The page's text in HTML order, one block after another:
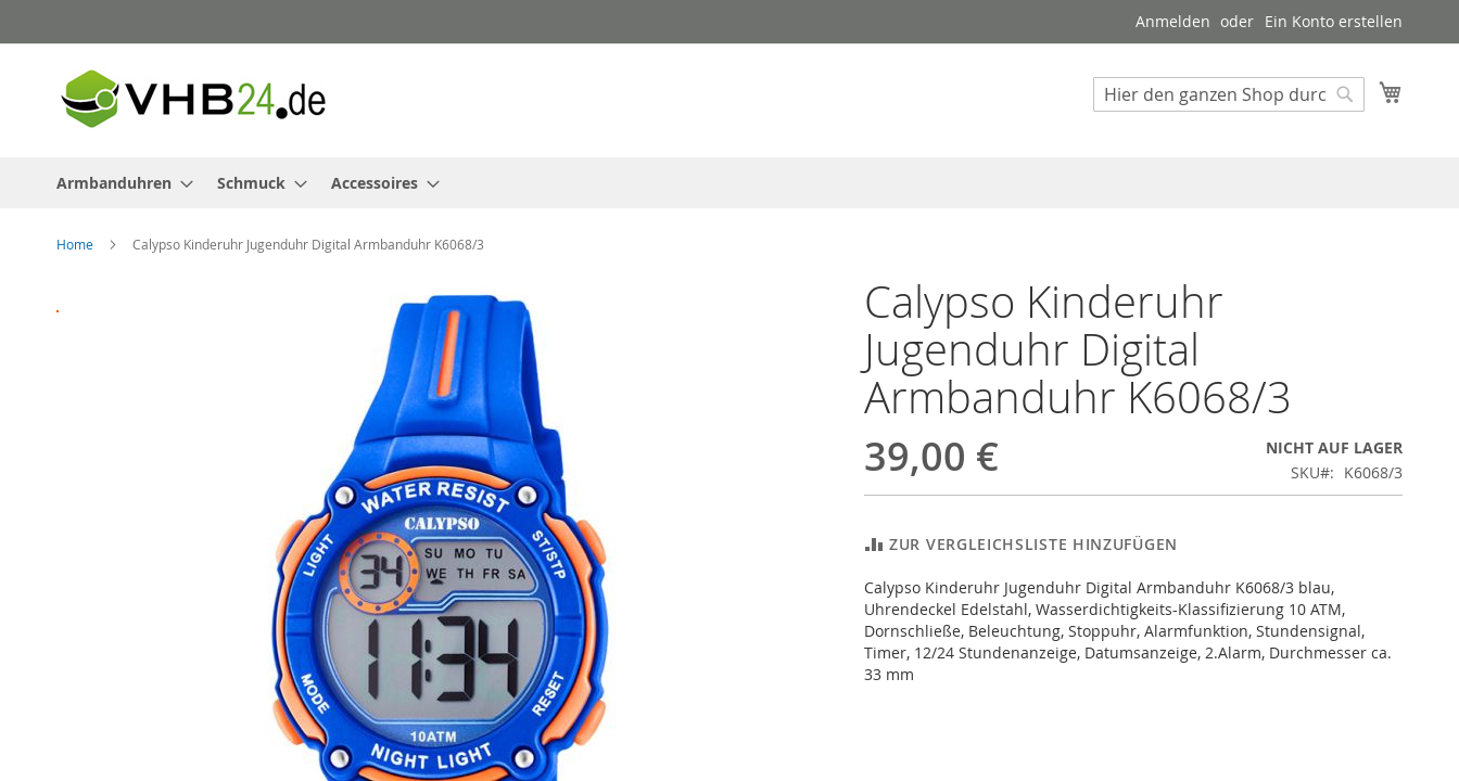
zum
Anmelden Ein Konto erstellen
Suche
Armbanduhren Schmuck Accessoires
Home Calypso Kinderuhr Jugenduhr Digital Armbanduhr K6068/3
Ende
Calypso Kinderuhr
Jugenduhr Digital
Armbanduhr K6068/3
39,00 €
NICHT AUF LAGER
SKU
K6068/3
ZUR VERGLEICHSLISTE HINZUFÜGEN
Calypso Kinderuhr Jugenduhr Digital Armbanduhr K6068/3 blau,
Uhrendeckel Edelstahl, Wasserdichtigkeits-Klassifizierung 10 ATM,
Dornschließe, Beleuchtung, Stoppuhr, Alarmfunktion, Stundensignal,
Timer, 12/24 Stundenanzeige, Datumsanzeige, 2.Alarm, Durchmesser ca.
33 mm